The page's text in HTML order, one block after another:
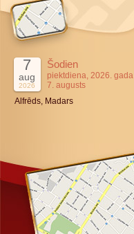
7
aug
2026
Šodien
piektdiena, 2026. gada
7. augusts
Alfrēds, Madars